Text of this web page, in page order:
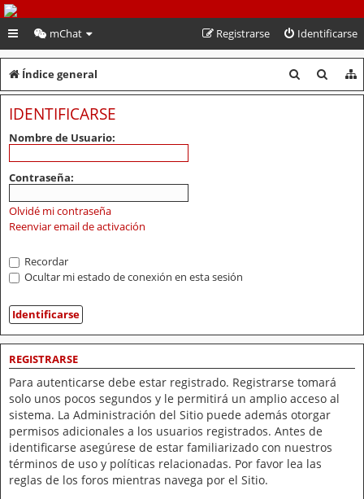
PeruVoley.com
mChat Identificarse
Registrarse
Índice general
u
u
IDENTIFICARSE
Nombre de Usuario:
Contraseña:
Olvidé mi contraseña
Reenviar email de activación
Recordar
Ocultar mi estado de conexión en esta sesión
REGISTRARSE
Para autenticarse debe estar registrado. Registrarse tomará
solo unos pocos segundos y le permitirá un amplio acceso al
sistema. La Administración del Sitio puede además otorgar
permisos adicionales a los usuarios registrados. Antes de
identificarse asegúrese de estar familiarizado con nuestros
términos de uso y políticas relacionadas. Por favor lea las
reglas de los foros mientras navega por el Sitio.